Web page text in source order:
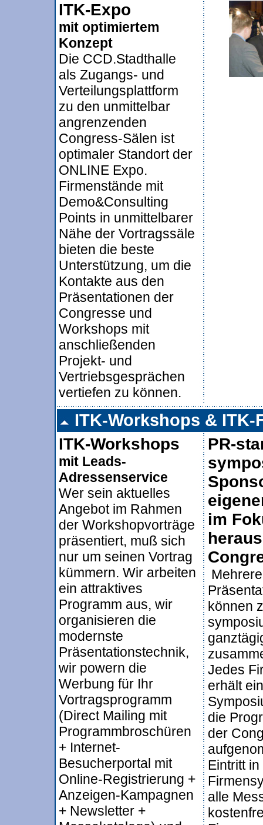
ITK-Expo
mit optimiertem
Konzept
Die CCD.Stadthalle
als Zugangs- und
Verteilungsplattform
zu den unmittelbar
angrenzenden
Congress-Sälen ist
optimaler Standort der
ONLINE Expo.
Firmenstände mit
Demo&Consulting
Points in unmittelbarer
Nähe der Vortragssäle
bieten die beste
Unterstützung, um die
Kontakte aus den
Präsentationen der
Congresse und
Workshops mit
anschließenden
Projekt- und
Vertriebsgesprächen
vertiefen zu können.
ITK-Workshops &
ITK-Workshops
mit Leads-
Adressenservice
Wer sein aktuelles
Angebot im Rahmen
der Workshopvorträge
präsentiert, muß sich
nur um seinen Vortrag
kümmern. Wir arbeiten
ein attraktives
Programm aus, wir
organisieren die
modernste
Präsentationstechnik,
wir powern die
Werbung für Ihr
Vortragsprogramm
(Direct Mailing mit
Programmbroschüren
+ Internet-
Besucherportal mit
Online-Registrierung +
Anzeigen-Kampagnen
+ Newsletter +
PR-
im
können
Jedes
erhält
die
der
Eintritt in
alle